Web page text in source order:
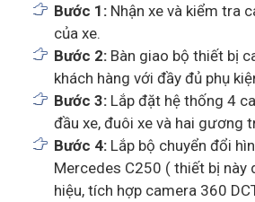
Bước 1: Nhận xe và kiểm tra
của xe.
Bước 2: Bàn giao bộ thiết bị
khách hàng với đầy đủ phụ
Bước 3: Lắp đặt hệ thống 4
đầu xe, đuôi xe và hai gương
Bước 4: Lắp bộ chuyển đổi
Mercedes C250 ( thiết bị này
hiệu, tích hợp camera 360